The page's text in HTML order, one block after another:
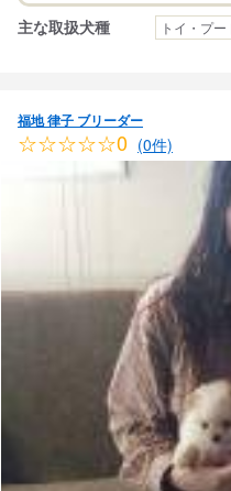
主な取扱犬種 トイ・プー
福地 律子 ブリーダー
☆☆☆☆☆0 (0件)